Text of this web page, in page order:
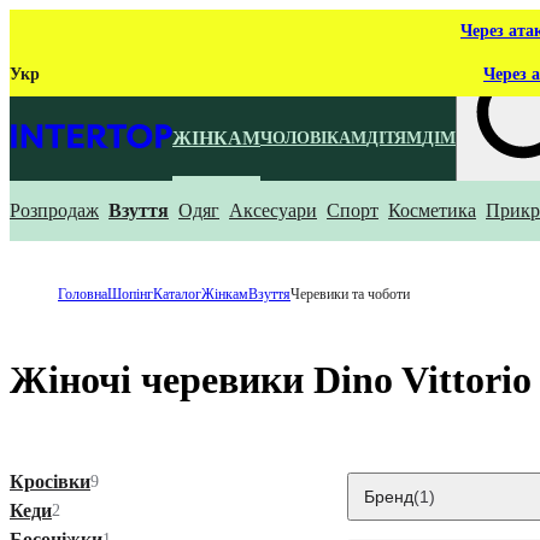
Через
Укр Через
ЖІНКАМЧОЛОВІКАМДІТЯМДІМ
Що ти
Розпродаж Взуття Одяг Аксесуари Спорт Косметика
ГоловнаШопінгКаталогЖінкамВзуттяЧеревики та чоботи
Жіночі черевики Dino Vittorio
Кросівки9
Кеди2
Бренд(1)